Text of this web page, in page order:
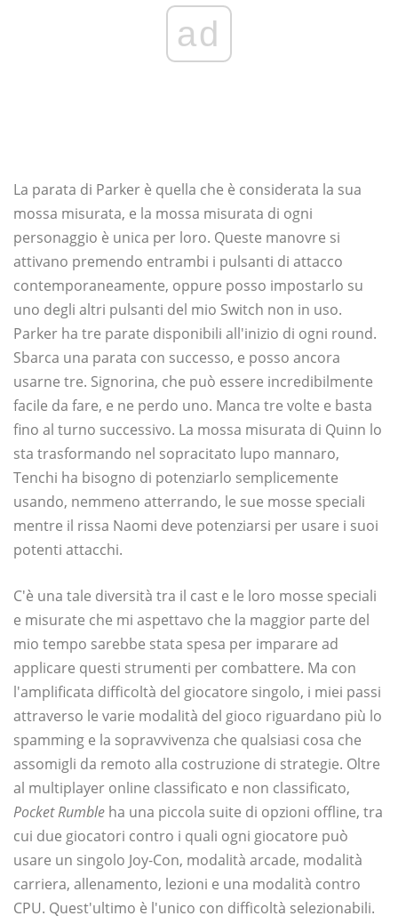
ad
La parata di Parker è quella che è considerata la sua
mossa misurata, e la mossa misurata di ogni
personaggio è unica per loro. Queste manovre si
attivano premendo entrambi i pulsanti di attacco
contemporaneamente, oppure posso impostarlo su
uno degli altri pulsanti del mio Switch non in uso.
Parker ha tre parate disponibili all'inizio di ogni round.
Sbarca una parata con successo, e posso ancora
usarne tre. Signorina, che può essere incredibilmente
facile da fare, e ne perdo uno. Manca tre volte e basta
fino al turno successivo. La mossa misurata di Quinn lo
sta trasformando nel sopracitato lupo mannaro,
Tenchi ha bisogno di potenziarlo semplicemente
usando, nemmeno atterrando, le sue mosse speciali
mentre il rissa Naomi deve potenziarsi per usare i suoi
potenti attacchi.
C'è una tale diversità tra il cast e le loro mosse speciali
e misurate che mi aspettavo che la maggior parte del
mio tempo sarebbe stata spesa per imparare ad
applicare questi strumenti per combattere. Ma con
l'amplificata difficoltà del giocatore singolo, i miei passi
attraverso le varie modalità del gioco riguardano più lo
spamming e la sopravvivenza che qualsiasi cosa che
assomigli da remoto alla costruzione di strategie. Oltre
al multiplayer online classificato e non classificato,
Pocket Rumble ha una piccola suite di opzioni offline, tra
cui due giocatori contro i quali ogni giocatore può
usare un singolo Joy-Con, modalità arcade, modalità
carriera, allenamento, lezioni e una modalità contro
CPU. Quest'ultimo è l'unico con difficoltà selezionabili.